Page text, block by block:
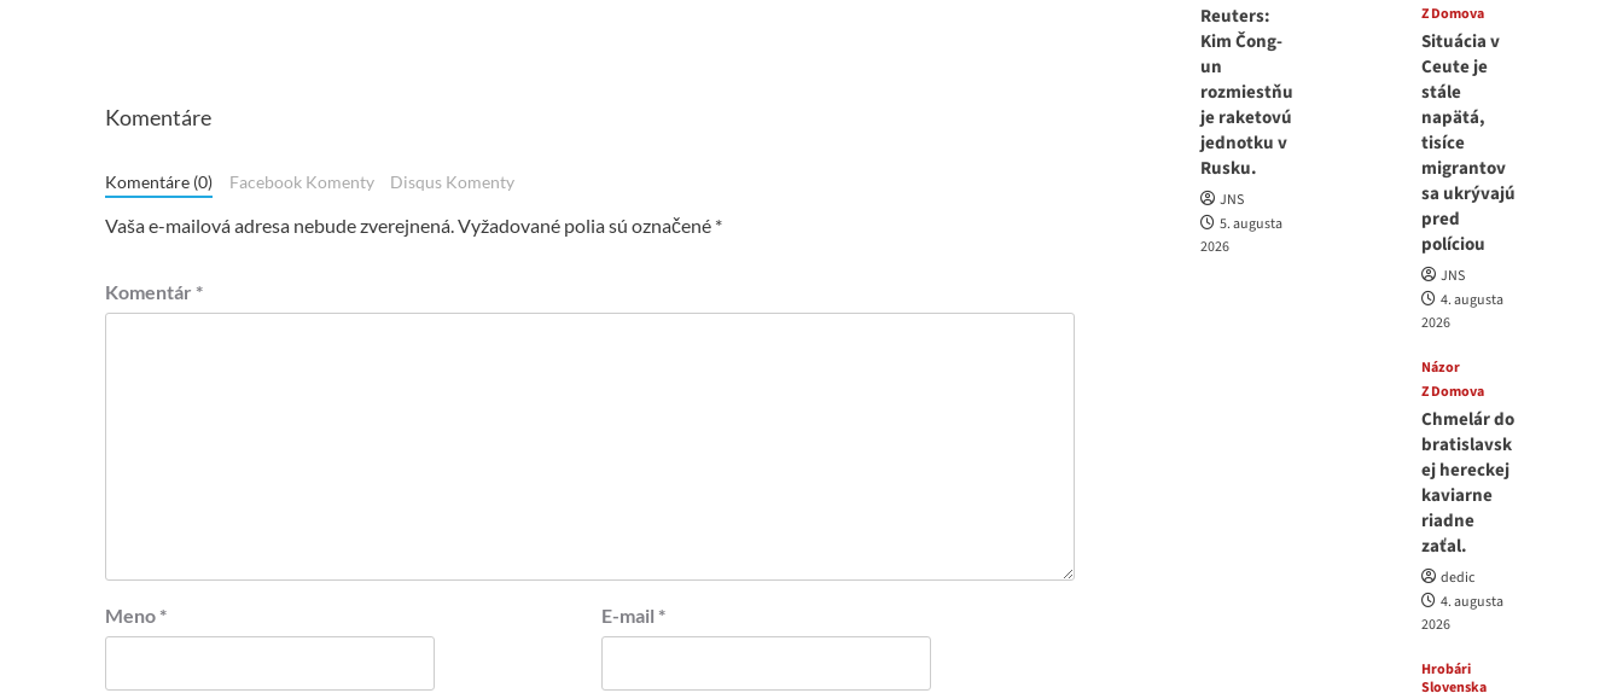
Komentáre
Komentáre (0) Facebook Komenty Disqus Komenty
Vaša e-mailová adresa nebude zverejnená.Vyžadované polia sú označené *
Komentár *
Meno * E-mail *
Reuters:
Kim Čong-
un
rozmiestňu
je raketovú
jednotku v
Rusku.
JNS
5. augusta
2026
Z Domova
Situácia v
Ceute je
stále
napätá,
tisíce
migrantov
sa ukrývajú
pred
políciou
JNS
4. augusta
2026
Názor
Z Domova
Chmelár do
bratislavsk
ej hereckej
kaviarne
riadne
zaťal.
dedic
4. augusta
2026
Hrobári
Slovenska